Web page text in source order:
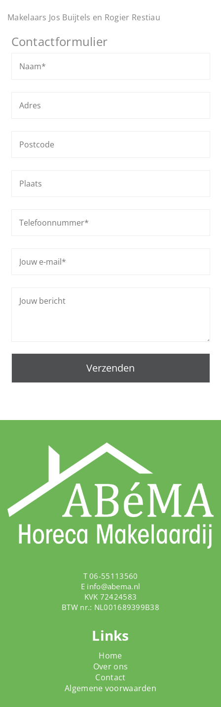
Makelaars Jos Buijtels en Rogier Restiau
Contactformulier
Gelieve dit veld leeg te laten.
T 06-55113560
E info@abema.nl
KVK 72424583
BTW nr.: NL001689399B38
Links
Home
Over ons
Contact
Algemene voorwaarden